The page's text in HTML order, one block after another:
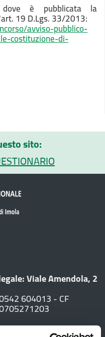
dove è pubblicata la
19 D.Lgs. 33/2013:
avviso-pubblico-
costituzione-di-
sito:
Viale Amendola, 2
604013 - CF